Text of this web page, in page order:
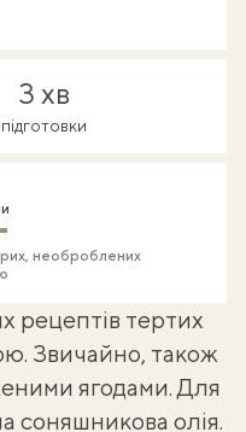
3 хв
підготовки
необроблених
рецептів тертих
Звичайно, також
ягодами. Для
соняшникова олія.